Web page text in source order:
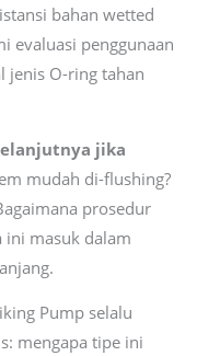
bahan wetted
evaluasi penggunaan
jenis O-ring tahan
jika
mudah di-flushing?
prosedur
ini masuk dalam
Pump selalu
mengapa tipe ini